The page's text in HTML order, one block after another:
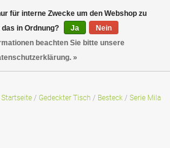
Startseite / Gedeckter Tisch / Besteck / Serie Mila
für interne Zwecke um den Webshop zu
in Ordnung?
Ja
Nein
beachten Sie bitte unsere
»